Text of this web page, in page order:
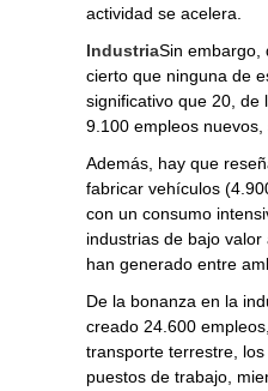
actividad se acelera.
IndustriaSin embargo,
cierto que ninguna de
significativo que 20, de
9.100 empleos
Además, hay que
fabricar vehículos
con un consumo
industrias de bajo
han generado entre
De la bonanza en la
creado 24.600
transporte terrestre,
puestos de trabajo,